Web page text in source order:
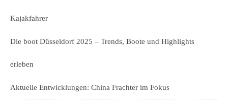
Kajakfahrer
Die boot Düsseldorf 2025 – Trends, Boote und Highlights
erleben
Aktuelle Entwicklungen: China Frachter im Fokus